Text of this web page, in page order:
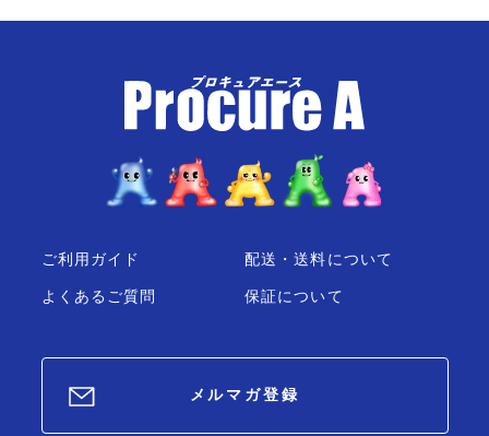
ご利用ガイド
よくあるご質問
配送・送料について
保証について
メルマガ登録